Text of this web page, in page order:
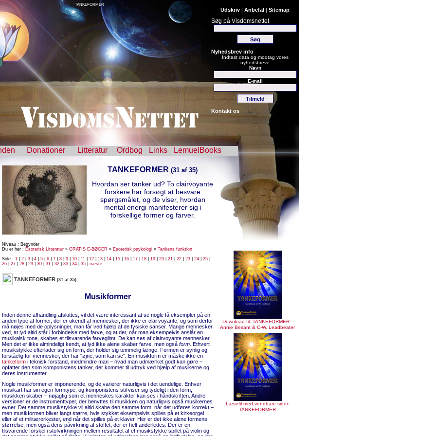
Udskriv | Anbefal | Sitemap
Søg på Visdomsnettet
Nyhedsbrev info
Indtast data og modtag vores
nyhedsbreve
Navn
E-mail
Kontakt os
TANKEFORMER
Donationer Litteratur Ordbog Links LemuelBooks
TANKEFORMER (31 af 35)
Hvordan ser tanker ud? To clairvoyante
forskere har forsøgt at besvare
spørgsmålet, og de viser, hvordan
mental energi manifesterer sig i
forskellige former og farver.
Niveau : Begynder
Du er her : Esoterisk Litteratur » GRATIS E-BØGER » Esoterisk psykologi » Tankens funktion
Side : 1 2 3 4 5 6 7 8 9 10 11 12 13 14 15 16 17 18 19 20 21 22 23 24 25
26
27 28 29 30 31 32 33 34 35 næste
TANKEFORMER (31 af 35)
Musikformer
Inden denne afhandling afsluttes, vil det være interessant at se nogle få eksempler på en
anden type af former, der er ukendt af mennesker, der ikke er clairvoyante, og som derfor
må nøjes med de oplysninger, man får ved hjælp af de fysiske sanser. Mange mennesker
ved, at lyd altid står i forbindelse med farve, og at der, når man eksempelvis anslår en
musikalsk tone, skabes et tilsvarende farveglimt. De kan ses af clairvoyante mennesker.
Men det er ikke almindeligt kendt, at lyd ikke alene skaber farve, men også form . Ethvert
musikstykke efterlader sig en form, der holder sig temmelig længe. Formen er synlig og
forståelig for mennesker, der har "øjne, som kan se". En musikform er måske ikke en
tankeform i teknisk forstand, medmindre man – hvad man udmærket godt kan gøre –
opfatter den som komponistens tanker, der kommer til udtryk ved hjælp af musikerne og
deres instrumenter.
Nogle musikformer er imponerende, og de varierer naturligvis i det uendelige. Enhver
musikart har sin egen formtype, og komponistens stil viser sig tydeligt i den form,
musikken skaber – nøjagtig som et menneskes karakter kan ses i håndskriften. Andre
versioner er de instrumenttyper, der benyttes til musikken og naturligvis også musikernes
evner. Det samme musikstykke vil altid skabe den samme form, når det udføres korrekt −
men musikformen bliver langt større, hvis stykket eksempelvis spilles på et kirkeorgel
eller af et militærorkester, end når det spilles på et klaver. Her er det ikke alene formens
størrelse, men også dens påvirkning af stoffet, der er helt anderledes. Der er en
tilsvarende forskel i stofvirkningen mellem resultatet af et musikstykke spillet på violin og
Download-fil: TANKEFORMER -
Annie Besant & C-W. Leadbeater
Læsefil med vendbare sider:
TANKEFORMER